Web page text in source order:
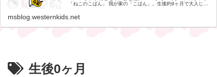
「ねこのこばん」 我が家の「こばん」。生後約9ヶ月で大人じみ
msblog.westernkids.net
生後0ヶ月